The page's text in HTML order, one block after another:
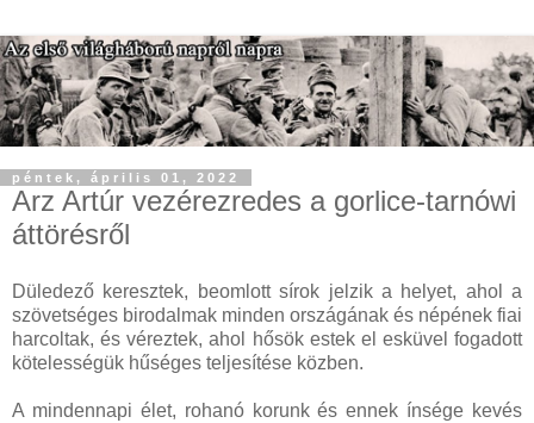
péntek, április 01, 2022
Arz Artúr vezérezredes a gorlice-tarnówi
áttörésről
Düledező keresztek, beomlott sírok jelzik a helyet, ahol a
szövetséges birodalmak minden országának és népének fiai
harcoltak, és véreztek, ahol hősök estek el esküvel fogadott
kötelességük hűséges teljesítése közben.
A mindennapi élet, rohanó korunk és ennek ínsége kevés